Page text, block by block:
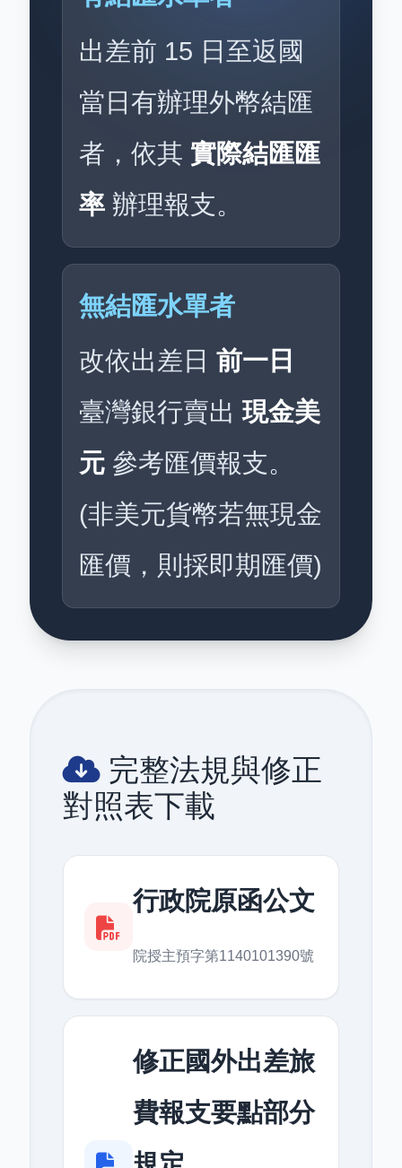
出差前 15 日至返國
當日有辦理外幣結匯
者，依其 實際結匯匯
率 辦理報支。
無結匯水單者
改依出差日 前一日
臺灣銀行賣出現金美
元 參考匯價報支。
(非美元貨幣若無現金
匯價，則採即期匯價)
完整法規與修正
對照表下載
行政院原函公文
院授主預字第1140101390號
修正國外出差旅
費報支要點部分